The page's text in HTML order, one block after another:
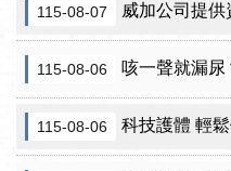
115-08-07 威加公司提供資料不實臺
115-08-06 咳一聲就漏尿
115-08-06 科技護體 輕鬆修